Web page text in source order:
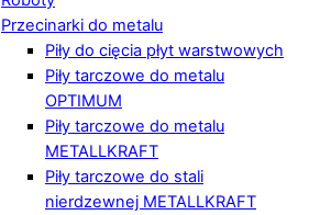
Przecinarki do metalu
Piły do cięcia płyt warstwowych
Piły tarczowe do metalu
OPTIMUM
Piły tarczowe do metalu
METALLKRAFT
Piły tarczowe do stali
nierdzewnej METALLKRAFT